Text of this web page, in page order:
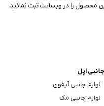
محصول را در وبسایت ثبت نمائید.
جانبی اپل
لوازم جانبی آیفون
لوازم جانبی مک